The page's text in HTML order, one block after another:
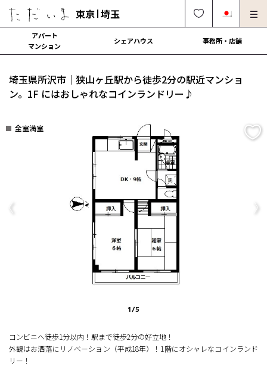
東京 埼玉
0120-249-900
オーナー様向け・管理募集
法人社宅でのご利用
解約・修理・各種依頼
よくある質問
契約の流れ
アパート
マンション
シェアハウス 事務所・店舗
埼玉県所沢市｜狭山ヶ丘駅から徒歩2分の駅近マンショ
ン。1F にはおしゃれなコインランドリー♪
全室満室
1/5
コンビニへ徒歩1分以内！駅まで徒歩2分の好立地！
外観はお洒落にリノベーション（平成18年）！1階にオシャレなコインランド
リー！